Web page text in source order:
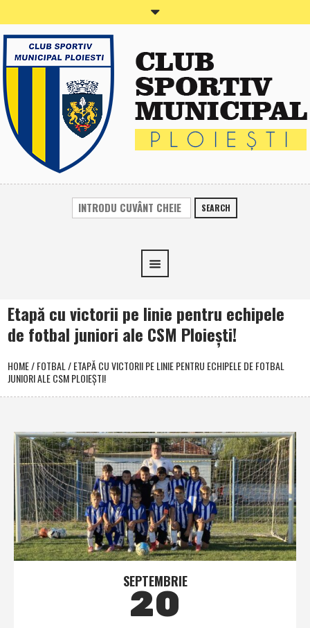
SEARCH
Etapă cu victorii pe linie pentru echipele
de fotbal juniori ale CSM Ploieşti!
HOME/FOTBAL/ETAPĂ CU VICTORII PE LINIE PENTRU ECHIPELE DE FOTBAL
JUNIORI ALE CSM PLOIEŞTI!
SEPTEMBRIE
20